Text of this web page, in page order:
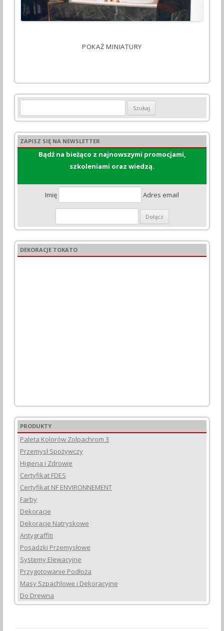
POKAŻ MINIATURY
ZAPISZ SIĘ NA NEWSLETTER
Bądź na bieżąco z najnowszymi promocjami,
szkoleniami oraz wiedzą.
Imię Adres email
DEKORACJE TOKATO
PRODUKTY
Paleta Kolorów Zolpachrom 3
Przemysł Spożywczy
Higiena i Zdrowie
Certyfikat FDES
Certyfikat NF ENVIRONNEMENT
Farby
Dekoracje
Dekoracje Natryskowe
Antygraffiti
Posadzki Przemysłowe
Systemy Elewacyjne
Przygotowanie Podłoża
Masy Szpachlowe i Dekoracyjne
Do Drewna